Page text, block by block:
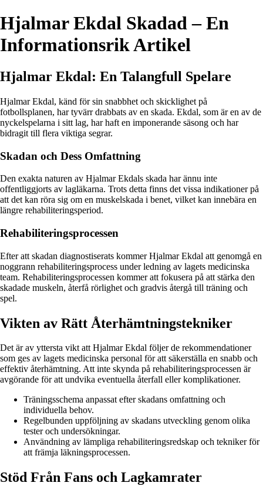
Hjalmar Ekdal Skadad – En
Informationsrik Artikel
Hjalmar Ekdal: En Talangfull Spelare
Hjalmar Ekdal, känd för sin snabbhet och skicklighet på
fotbollsplanen, har tyvärr drabbats av en skada. Ekdal, som är en av de
nyckelspelarna i sitt lag, har haft en imponerande säsong och har
bidragit till flera viktiga segrar.
Skadan och Dess Omfattning
Den exakta naturen av Hjalmar Ekdals skada har ännu inte
offentliggjorts av lagläkarna. Trots detta finns det vissa indikationer på
att det kan röra sig om en muskelskada i benet, vilket kan innebära en
längre rehabiliteringsperiod.
Rehabiliteringsprocessen
Efter att skadan diagnostiserats kommer Hjalmar Ekdal att genomgå en
noggrann rehabiliteringsprocess under ledning av lagets medicinska
team. Rehabiliteringsprocessen kommer att fokusera på att stärka den
skadade muskeln, återfå rörlighet och gradvis återgå till träning och
spel.
Vikten av Rätt Återhämtningstekniker
Det är av yttersta vikt att Hjalmar Ekdal följer de rekommendationer
som ges av lagets medicinska personal för att säkerställa en snabb och
effektiv återhämtning. Att inte skynda på rehabiliteringsprocessen är
avgörande för att undvika eventuella återfall eller komplikationer.
Träningsschema anpassat efter skadans omfattning och
individuella behov.
Regelbunden uppföljning av skadans utveckling genom olika
tester och undersökningar.
Användning av lämpliga rehabiliteringsredskap och tekniker för
att främja läkningsprocessen.
Stöd Från Fans och Lagkamrater